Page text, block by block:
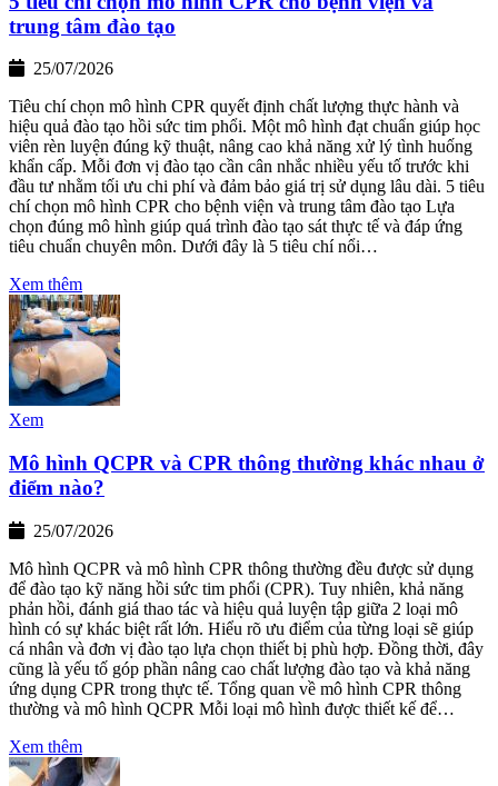
trung tâm đào tạo
25/07/2026
Tiêu chí chọn mô hình CPR quyết định chất lượng thực hành và
hiệu quả đào tạo hồi sức tim phổi. Một mô hình đạt chuẩn giúp học
viên rèn luyện đúng kỹ thuật, nâng cao khả năng xử lý tình huống
khẩn cấp. Mỗi đơn vị đào tạo cần cân nhắc nhiều yếu tố trước khi
đầu tư nhằm tối ưu chi phí và đảm bảo giá trị sử dụng lâu dài. 5 tiêu
chí chọn mô hình CPR cho bệnh viện và trung tâm đào tạo Lựa
chọn đúng mô hình giúp quá trình đào tạo sát thực tế và đáp ứng
tiêu chuẩn chuyên môn. Dưới đây là 5 tiêu chí nổi…
Xem thêm
Xem
Mô hình QCPR và CPR thông thường khác nhau ở
điểm nào?
25/07/2026
Mô hình QCPR và mô hình CPR thông thường đều được sử dụng
để đào tạo kỹ năng hồi sức tim phổi (CPR). Tuy nhiên, khả năng
phản hồi, đánh giá thao tác và hiệu quả luyện tập giữa 2 loại mô
hình có sự khác biệt rất lớn. Hiểu rõ ưu điểm của từng loại sẽ giúp
cá nhân và đơn vị đào tạo lựa chọn thiết bị phù hợp. Đồng thời, đây
cũng là yếu tố góp phần nâng cao chất lượng đào tạo và khả năng
ứng dụng CPR trong thực tế. Tổng quan về mô hình CPR thông
thường và mô hình QCPR Mỗi loại mô hình được thiết kế để…
Xem thêm